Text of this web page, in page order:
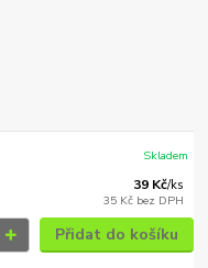
39 Kč/ks
35 Kč bez DPH
Skladem
Přidat do košíku